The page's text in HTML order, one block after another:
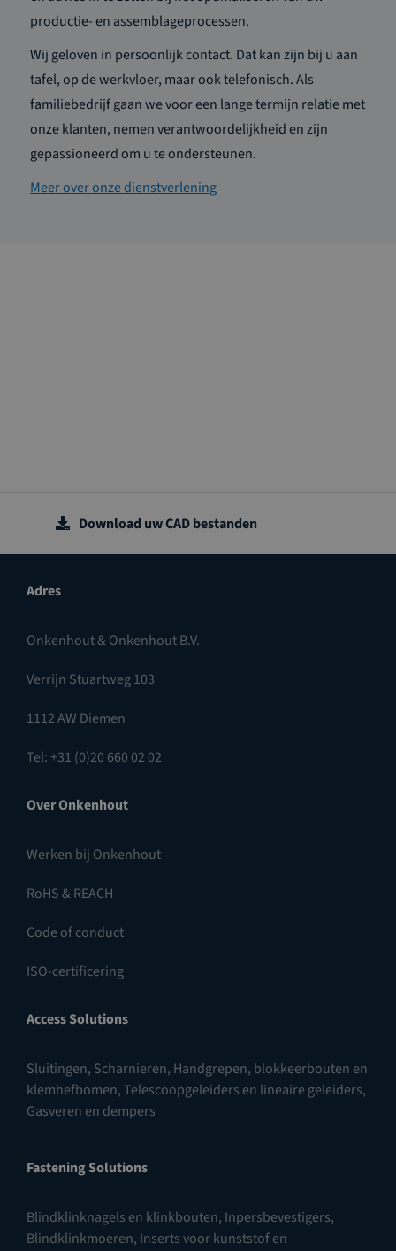
productie- en assemblageprocessen.
Wij geloven in persoonlijk contact. Dat kan zijn bij u aan
tafel, op de werkvloer, maar ook telefonisch. Als
familiebedrijf gaan we voor een lange termijn relatie met
onze klanten, nemen verantwoordelijkheid en zijn
gepassioneerd om u te ondersteunen.
Meer over onze dienstverlening
Download uw CAD bestanden
Adres
Onkenhout & Onkenhout B.V.
Verrijn Stuartweg 103
1112 AW Diemen
Tel: +31 (0)20 660 02 02
Over Onkenhout
Werken bij Onkenhout
RoHS & REACH
Code of conduct
ISO-certificering
Access Solutions
Sluitingen, Scharnieren, Handgrepen, blokkeerbouten en
klemhefbomen,Telescoopgeleiders en lineaire geleiders,
Gasveren en dempers
Fastening Solutions
Blindklinknagels en klinkbouten, Inpersbevestigers,
Blindklinkmoeren, Inserts voor kunststof en